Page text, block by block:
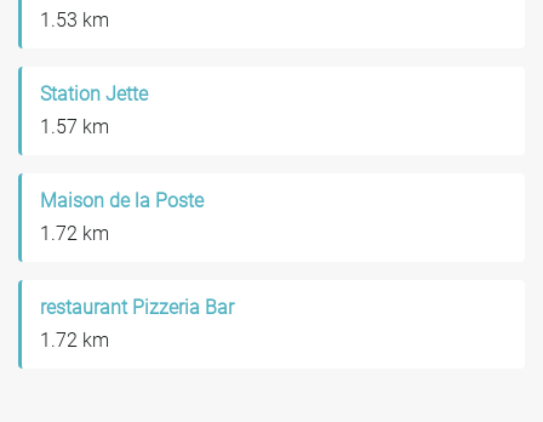
1.53 km
Station Jette
1.57 km
Maison de la Poste
1.72 km
restaurant Pizzeria Bar
1.72 km